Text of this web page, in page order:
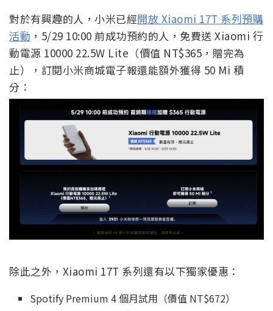
對於有興趣的人，小米已經開放 Xiaomi 17T 系列預購
活動 ，5/29 10:00 前成功預約的人，免費送 Xiaomi 行
動電源 10000 22.5W Lite（價值 NT$365，贈完為
止），訂閱小米商城電子報還能額外獲得 50 Mi 積
分：
除此之外，Xiaomi 17T 系列還有以下獨家優惠：
Spotify Premium 4 個月試用（價值 NT$672）